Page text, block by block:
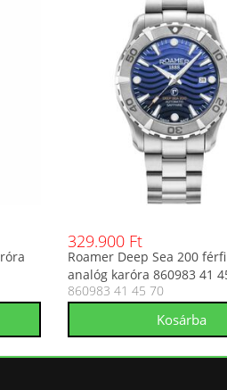
329.900 Ft
Roamer Deep Sea 200
analóg karóra 860983 41
860983 41 45 70